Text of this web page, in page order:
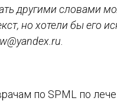
другими словами
но хотели бы его
по SPML по